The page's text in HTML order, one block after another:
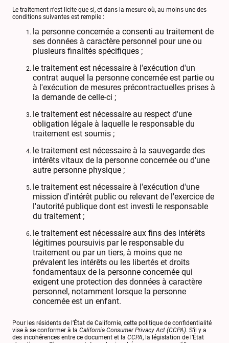
Le traitement n'est licite que si, et dans la mesure où, au moins une des
conditions suivantes est remplie :
la personne concernée a consenti au traitement de
ses données à caractère personnel pour une ou
plusieurs finalités spécifiques ;
le traitement est nécessaire à l'exécution d'un
contrat auquel la personne concernée est partie ou
à l'exécution de mesures précontractuelles prises à
la demande de celle-ci ;
le traitement est nécessaire au respect d'une
obligation légale à laquelle le responsable du
traitement est soumis ;
le traitement est nécessaire à la sauvegarde des
intérêts vitaux de la personne concernée ou d'une
autre personne physique ;
le traitement est nécessaire à l'exécution d'une
mission d'intérêt public ou relevant de l'exercice de
l'autorité publique dont est investi le responsable
du traitement ;
le traitement est nécessaire aux fins des intérêts
légitimes poursuivis par le responsable du
traitement ou par un tiers, à moins que ne
prévalent les intérêts ou les libertés et droits
fondamentaux de la personne concernée qui
exigent une protection des données à caractère
personnel, notamment lorsque la personne
concernée est un enfant.
Pour les résidents de l’État de Californie, cette politique de confidentialité
vise à se conformer à la California Consumer Privacy Act (CCPA). S’il y a
des incohérences entre ce document et la CCPA, la législation de l’État